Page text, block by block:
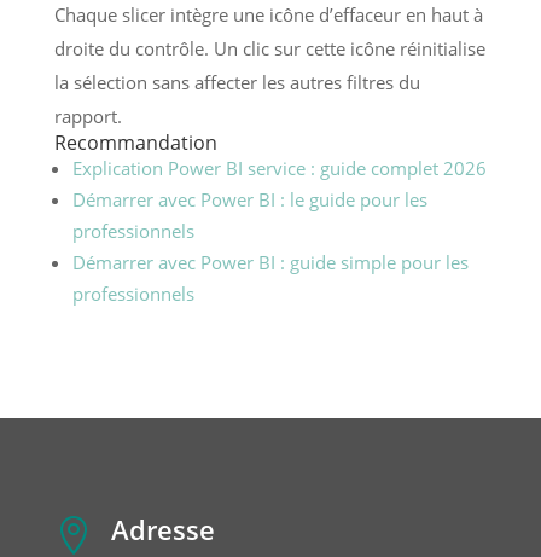
Chaque slicer intègre une icône d’effaceur en haut à
droite du contrôle. Un clic sur cette icône réinitialise
la sélection sans affecter les autres filtres du
rapport.
Recommandation
Explication Power BI service : guide complet 2026
Démarrer avec Power BI : le guide pour les
professionnels
Démarrer avec Power BI : guide simple pour les
professionnels
 Adresse